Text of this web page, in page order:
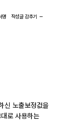
명 작성글감추기
신 노출보정겂을
로 사용하는